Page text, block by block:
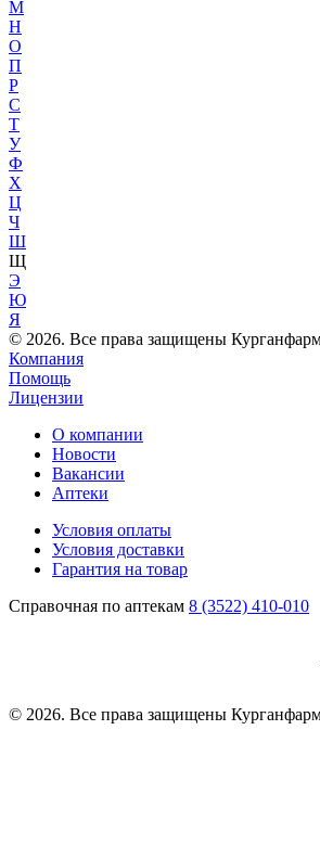
М
Н
О
П
Р
С
Т
У
Ф
Х
Ц
Ч
Ш
Щ
Э
Ю
Я
© 2026. Все права защищены
Компания
Помощь
Лицензии
О компании
Новости
Вакансии
Аптеки
Условия оплаты
Условия доставки
Гарантия на товар
Справочная по аптекам 8 (3522) 410-010
© 2026. Все права защищены